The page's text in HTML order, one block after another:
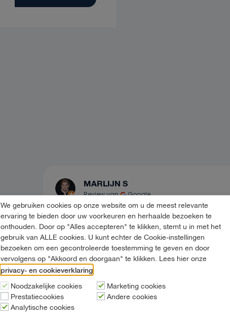
MARLIJN S
Review van Google
We hadden voor een dag een busje nodig om
wat spullen op te halen. Makkelijk geregeld
de website. Bij het afhalen ging het
snel. Mooie fijne bus 👍🏼
5/5
5 maanden geleden
We gebruiken cookies op onze website om u de meest relevante
ervaring te bieden door uw voorkeuren en herhaalde bezoeken te
onthouden. Door op "Alles accepteren" te klikken, stemt u in met het
gebruik van ALLE cookies. U kunt echter de Cookie-instellingen
bezoeken om een gecontroleerde toestemming te geven en door
vervolgens op "Akkoord en doorgaan" te klikken. Lees hier onze
privacy- en cookieverklaring
Noodzakelijke cookies
Prestatiecookies
Analytische cookies
Marketing cookies
Andere cookies